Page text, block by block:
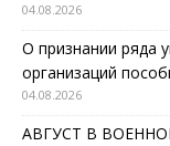
04.08.2026
О признании ряда
организаций
04.08.2026
АВГУСТ В